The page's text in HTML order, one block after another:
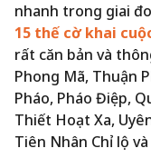
nhanh trong giai
15 thế cờ khai
rất căn bản và
Phong Mã, Thuận
Pháo, Pháo Điệp,
Thiết Hoạt Xa,
Tiên Nhân Chỉ lộ